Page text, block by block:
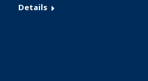
Details